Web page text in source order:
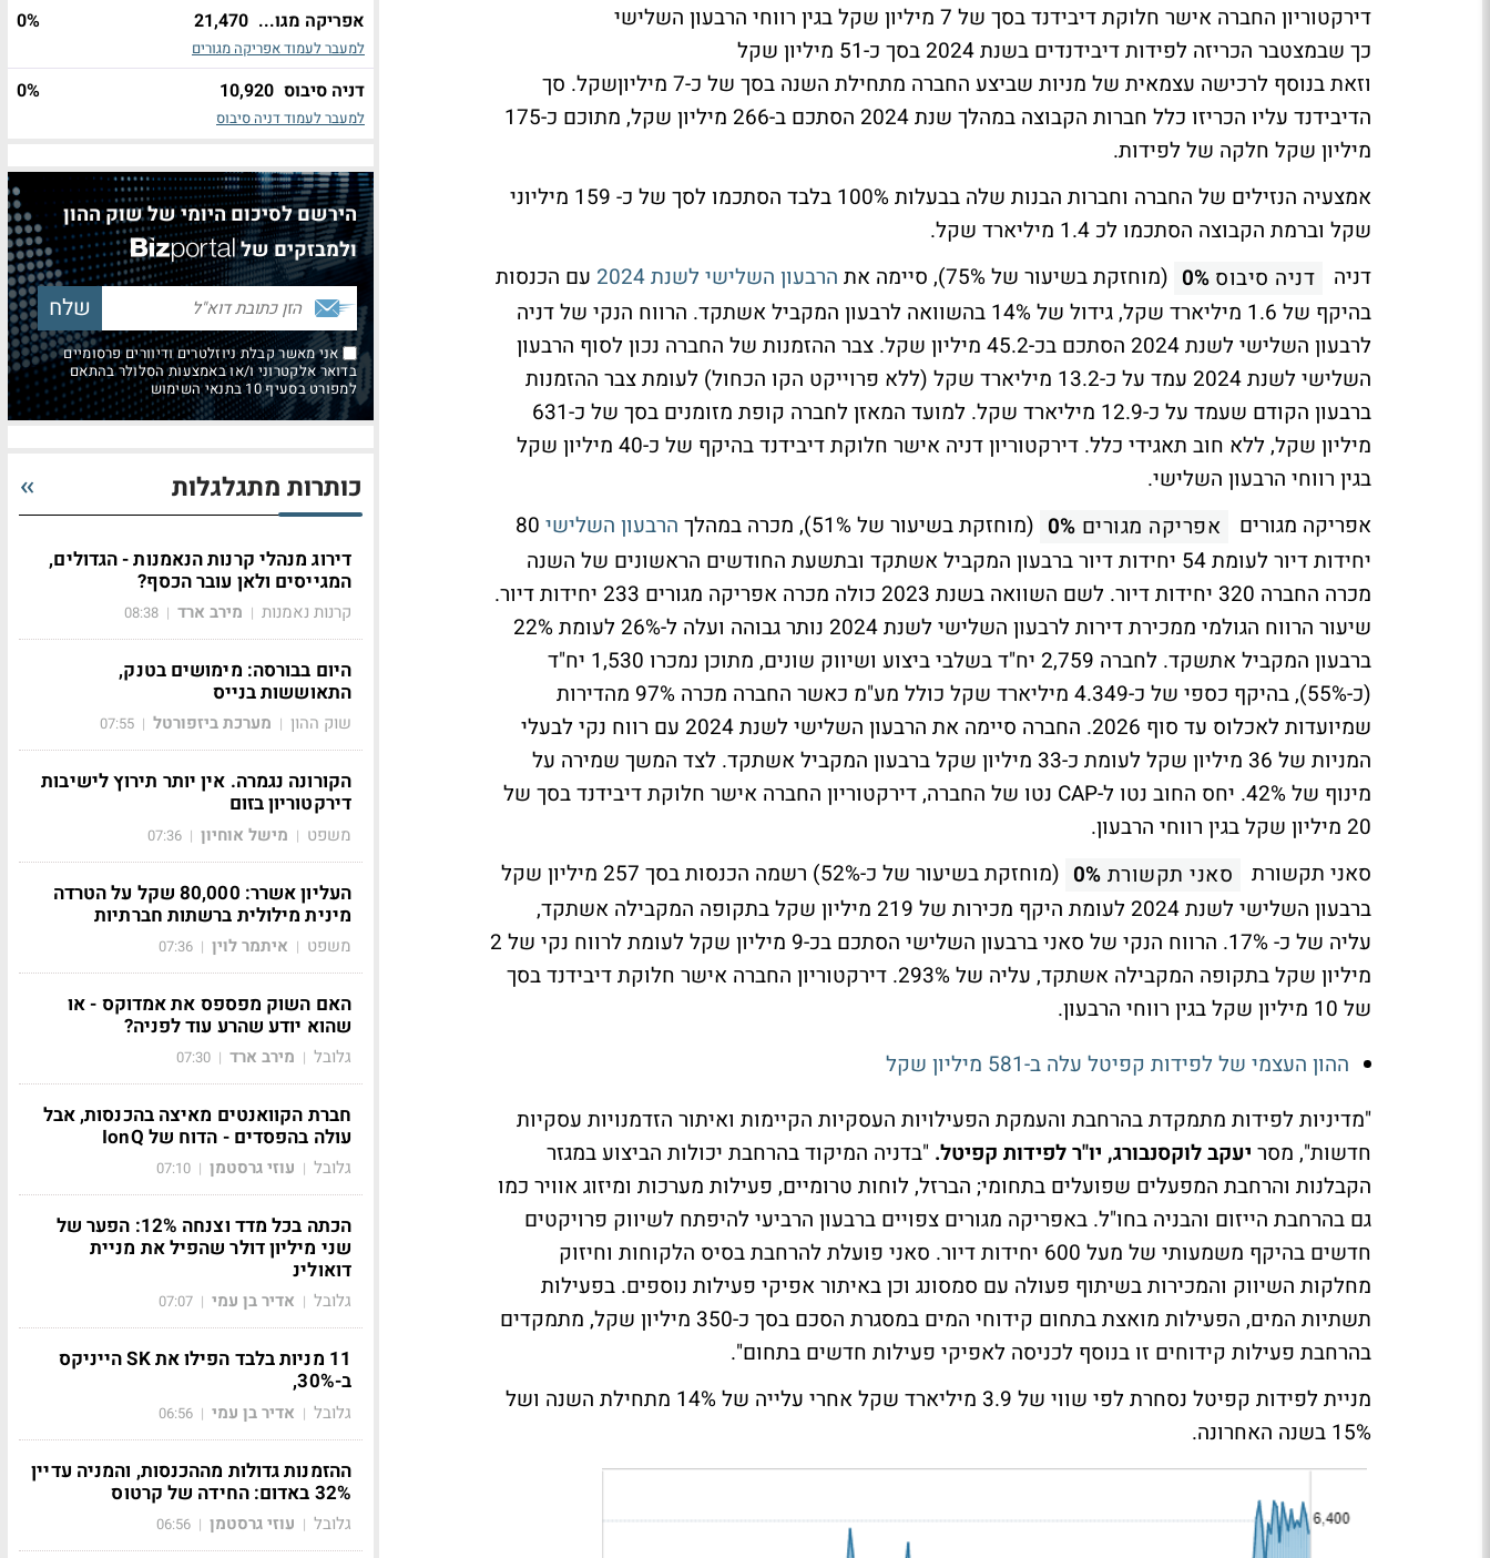
דירקטוריון החברה אישר חלוקת דיבידנד בסך של 7 מיליון שקל בגין רווחי הרבעון השלישי
כך שבמצטבר הכריזה לפידות דיבידנדים בשנת 2024 בסך כ-51 מיליון שקל
וזאת בנוסף לרכישה עצמאית של מניות שביצע החברה מתחילת השנה בסך של כ-7 מיליוןשקל. סך
הדיבידנד עליו הכריזו כלל חברות הקבוצה במהלך שנת 2024 הסתכם ב-266 מיליון שקל, מתוכם כ-175
מיליון שקל חלקה של לפידות.
אמצעיה הנזילים של החברה וחברות הבנות שלה בבעלות 100% בלבד הסתכמו לסך של כ- 159 מיליוני
שקל וברמת הקבוצה הסתכמו לכ 1.4 מיליארד שקל.
דניה
דניה סיבוס 0% (מוחזקת בשיעור של 75%), סיימה את הרבעון השלישי לשנת 2024
עם הכנסות
בהיקף של 1.6 מיליארד שקל, גידול של 14% בהשוואה לרבעון המקביל אשתקד. הרווח הנקי של דניה
לרבעון השלישי לשנת 2024 הסתכם בכ-45.2 מיליון שקל. צבר ההזמנות של החברה נכון לסוף הרבעון
השלישי לשנת 2024 עמד על כ-13.2 מיליארד שקל (ללא פרוייקט הקו הכחול) לעומת צבר ההזמנות
ברבעון הקודם שעמד על כ-12.9 מיליארד שקל. למועד המאזן לחברה קופת מזומנים בסך של כ-631
מיליון שקל, ללא חוב תאגידי כלל. דירקטוריון דניה אישר חלוקת דיבידנד בהיקף של כ-40 מיליון שקל
בגין רווחי הרבעון השלישי.
אפריקה מגורים
אפריקה מגורים 0% (מוחזקת בשיעור של 51%), מכרה במהלך הרבעון השלישי 80
יחידות דיור לעומת 54 יחידות דיור ברבעון המקביל אשתקד ובתשעת החודשים הראשונים של השנה
מכרה החברה 320 יחידות דיור. לשם השוואה בשנת 2023 כולה מכרה אפריקה מגורים 233 יחידות דיור.
שיעור הרווח הגולמי ממכירת דירות לרבעון השלישי לשנת 2024 נותר גבוהה ועלה ל-26% לעומת 22%
ברבעון המקביל אתשקד. לחברה 2,759 יח"ד בשלבי ביצוע ושיווק שונים, מתוכן נמכרו 1,530 יח"ד
(כ-55%), בהיקף כספי של כ-4.349 מיליארד שקל כולל מע"מ כאשר החברה מכרה 97% מהדירות
שמיועדות לאכלוס עד סוף 2026. החברה סיימה את הרבעון השלישי לשנת 2024 עם רווח נקי לבעלי
המניות של 36 מיליון שקל לעומת כ-33 מיליון שקל ברבעון המקביל אשתקד. לצד המשך שמירה על
מינוף של 42%. יחס החוב נטו ל-CAP נטו של החברה, דירקטוריון החברה אישר חלוקת דיבידנד בסך של
20 מיליון שקל בגין רווחי הרבעון.
סאני תקשורת
סאני תקשורת 0%
(מוחזקת בשיעור של כ-52%) רשמה הכנסות בסך 257 מיליון שקל
ברבעון השלישי לשנת 2024 לעומת היקף מכירות של 219 מיליון שקל בתקופה המקבילה אשתקד,
עליה של כ- 17%. הרווח הנקי של סאני ברבעון השלישי הסתכם בכ-9 מיליון שקל לעומת לרווח נקי של 2
מיליון שקל בתקופה המקבילה אשתקד, עליה של 293%. דירקטוריון החברה אישר חלוקת דיבידנד בסך
של 10 מיליון שקל בגין רווחי הרבעון.
ההון העצמי של לפידות קפיטל עלה ב-581 מיליון שקל
"מדיניות לפידות מתמקדת בהרחבת והעמקת הפעילויות העסקיות הקיימות ואיתור הזדמנויות עסקיות
חדשות", מסר יעקב לוקסנבורג, יו"ר לפידות קפיטל. "בדניה המיקוד בהרחבת יכולות הביצוע במגזר
הקבלנות והרחבת המפעלים שפועלים בתחומי; הברזל, לוחות טרומיים, פעילות מערכות ומיזוג אוויר כמו
גם בהרחבת הייזום והבניה בחו"ל. באפריקה מגורים צפויים ברבעון הרביעי להיפתח לשיווק פרויקטים
חדשים בהיקף משמעותי של מעל 600 יחידות דיור. סאני פועלת להרחבת בסיס הלקוחות וחיזוק
מחלקות השיווק והמכירות בשיתוף פעולה עם סמסונג וכן באיתור אפיקי פעילות נוספים. בפעילות
תשתיות המים, הפעילות מואצת בתחום קידוחי המים במסגרת הסכם בסך כ-350 מיליון שקל, מתמקדים
בהרחבת פעילות קידוחים זו בנוסף לכניסה לאפיקי פעילות חדשים בתחום".
מניית לפידות קפיטל נסחרת לפי שווי של 3.9 מיליארד שקל אחרי עלייה של 14% מתחילת השנה ושל
15% בשנה האחרונה.
אפריקה מגו... 21,470
0%
למעבר לעמוד אפריקה מגורים
דניה סיבוס 10,920
0%
למעבר לעמוד דניה סיבוס
הירשם לסיכום היומי של שוק ההון
ולמבזקים של
אני מאשר קבלת ניוזלטרים ודיוורים פרסומיים
בדואר אלקטרוני ו/או באמצעות הסלולר בהתאם
למפורט בסעיף 10 בתנאי השימוש
כותרות מתגלגלות
דירוג מנהלי קרנות הנאמנות - הגדולים,
המגייסים ולאן עובר הכסף?
קרנות נאמנות | מירב ארד |
08:38
היום בבורסה: מימושים בטנק,
התאוששות בנייס
שוק ההון | מערכת ביזפורטל |
07:55
הקורונה נגמרה. אין יותר תירוץ לישיבות
דירקטוריון בזום
משפט | מישל אוחיון |
07:36
העליון אשרר: 80,000 שקל על הטרדה
מינית מילולית ברשתות חברתיות
משפט | איתמר לוין |
07:36
האם השוק מפספס את אמדוקס - או
שהוא יודע שהרע עוד לפניה?
גלובל | מירב ארד |
07:30
חברת הקוואנטים מאיצה בהכנסות, אבל
עולה בהפסדים - הדוח של IonQ
גלובל | עוזי גרסטמן |
07:10
הכתה בכל מדד וצנחה 12%: הפער של
שני מיליון דולר שהפיל את מניית
דואולינ
גלובל | אדיר בן עמי |
07:07
11 מניות בלבד הפילו את SK הייניקס
ב-30%,
גלובל | אדיר בן עמי |
06:56
ההזמנות גדולות מההכנסות, והמניה עדיין
32% באדום: החידה של קרטוס
גלובל | עוזי גרסטמן |
06:56